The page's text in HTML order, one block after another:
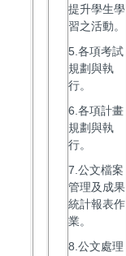
提升學生學
習之活動。
5.各項考試
規劃與執
行。
6.各項計畫
規劃與執
行。
7.公文檔案
管理及成果
統計報表作
業。
8.公文處理